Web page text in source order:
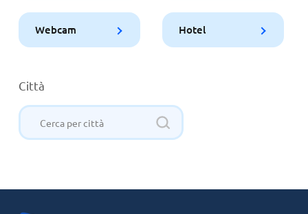
Webcam Hotel
Città